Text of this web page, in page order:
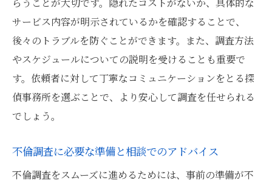
サービス内容が明示されているかを確認することで、
後々のトラブルを防ぐことができます。また、調査方法
やスケジュールについての説明を受けることも重要で
す。依頼者に対して丁寧なコミュニケーションをとる探
偵事務所を選ぶことで、より安心して調査を任せられる
でしょう。
不倫調査に必要な準備と相談でのアドバイス
不倫調査をスムーズに進めるためには、事前の準備が不